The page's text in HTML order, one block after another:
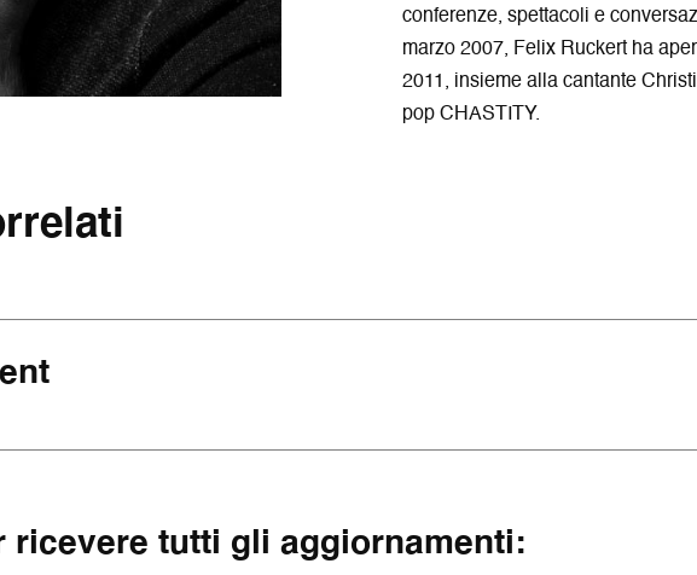
conferenze, spettacoli e
marzo 2007, Felix Ruckert ha
2011, insieme alla cantante
pop CHASTITY.
ricevere tutti gli aggiornamenti: